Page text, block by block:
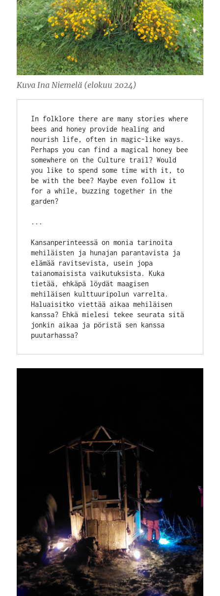
Kuva Ina Niemelä (elokuu 2024)
In folklore there are many stories where
bees and honey provide healing and
nourish life, often in magic-like ways.
Perhaps you can find a magical honey bee
somewhere on the Culture trail? Would
you like to spend some time with it, to
be with the bee? Maybe even follow it
for a while, buzzing together in the
garden?
...
Kansanperinteessä on monia tarinoita
mehiläisten ja hunajan parantavista ja
elämää ravitsevista, usein jopa
taianomaisista vaikutuksista. Kuka
tietää, ehkäpä löydät maagisen
mehiläisen kulttuuripolun varrelta.
Haluaisitko viettää aikaa mehiläisen
kanssa? Ehkä mielesi tekee seurata sitä
jonkin aikaa ja pöristä sen kanssa
puutarhassa?